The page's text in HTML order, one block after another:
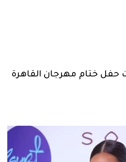
حفل ختام مهرجان القاهرة